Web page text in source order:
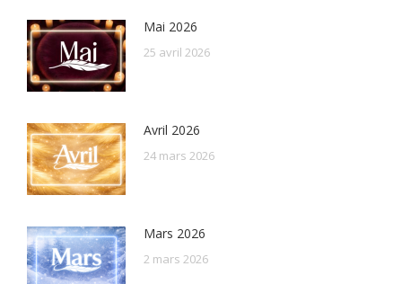
Mai 2026
25 avril 2026
Avril 2026
24 mars 2026
Mars 2026
2 mars 2026